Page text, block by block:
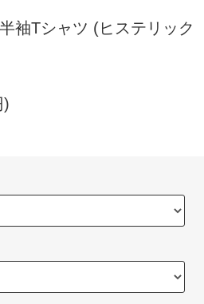
袖Tシャツ (ヒステリック
)